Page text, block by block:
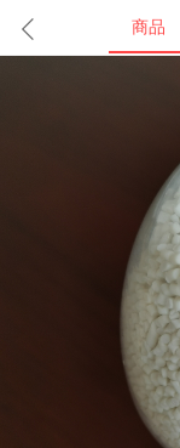
商品